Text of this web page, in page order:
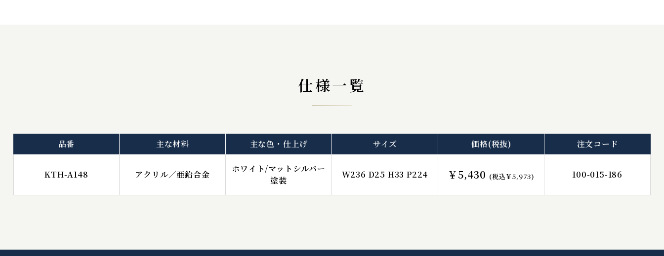
仕様一覧
品番 主な材料 主な色・仕上げ サイズ 価格(税抜) 注文コード
KTH-A148 アクリル／亜鉛合金
ホワイト/マットシルバー
塗装
W236 D25 H33 P224 ￥5,430 (税込￥5,973) 100-015-186